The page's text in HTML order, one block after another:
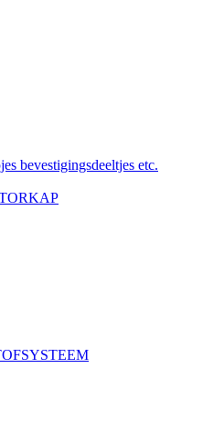
bevestigingsdeeltjes etc.